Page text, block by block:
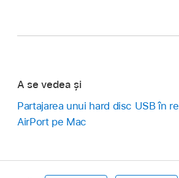
A se vedea și
Partajarea unui hard disc USB în
AirPort pe Mac